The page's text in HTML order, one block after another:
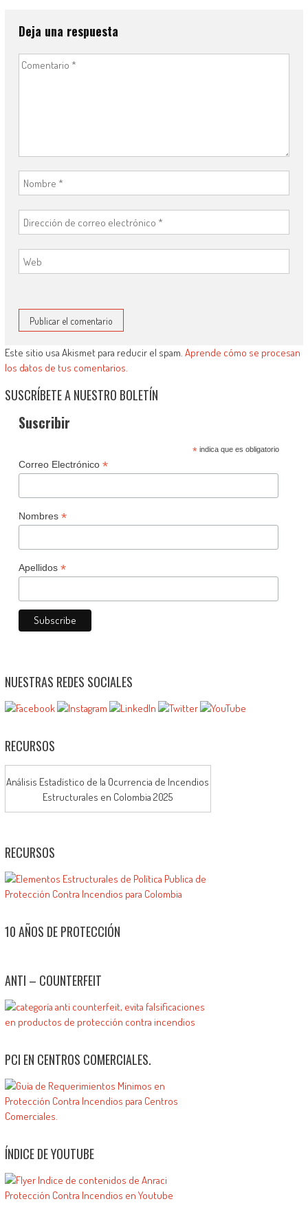
Deja una respuesta
Este sitio usa Akismet para reducir el spam. Aprende cómo se procesan
los datos de tus comentarios.
SUSCRÍBETE A NUESTRO BOLETÍN
Suscribir
*indica que es obligatorio
Correo Electrónico *
Nombres *
Apellidos *
NUESTRAS REDES SOCIALES
RECURSOS
Análisis Estadístico de la Ocurrencia de Incendios
Estructurales en Colombia 2025
RECURSOS
10 AÑOS DE PROTECCIÓN
ANTI – COUNTERFEIT
PCI EN CENTROS COMERCIALES.
ÍNDICE DE YOUTUBE